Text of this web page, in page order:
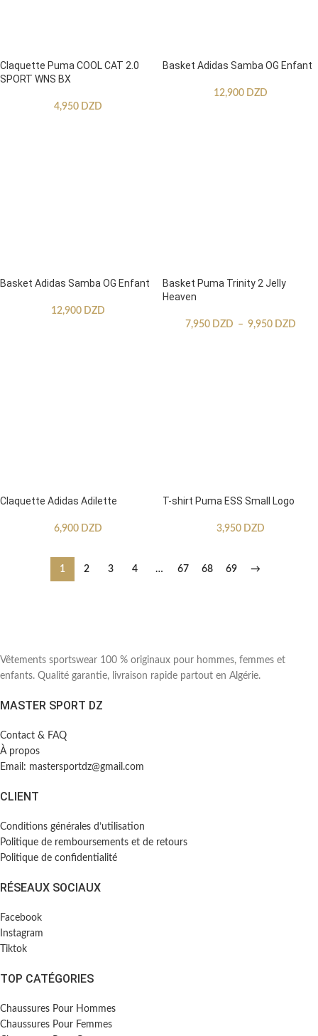
Claquette Puma COOL CAT 2.0
SPORT WNS BX
4,950 DZD
Basket Adidas Samba OG Enfant
12,900 DZD
Basket Adidas Samba OG Enfant
12,900 DZD
Basket Puma Trinity 2 Jelly
Heaven
7,950 DZD – 9,950 DZD
Claquette Adidas Adilette
6,900 DZD
T-shirt Puma ESS Small Logo
3,950 DZD
1 2 3 4 … 67 68 69 →
Vêtements sportswear 100 % originaux pour hommes, femmes et
enfants. Qualité garantie, livraison rapide partout en Algérie.
MASTER SPORT DZ
Contact & FAQ
À propos
Email: mastersportdz@gmail.com
CLIENT
Conditions générales d’utilisation
Politique de remboursements et de retours
Politique de confidentialité
RÉSEAUX SOCIAUX
Facebook
Instagram
Tiktok
TOP CATÉGORIES
Chaussures Pour Hommes
Chaussures Pour Femmes